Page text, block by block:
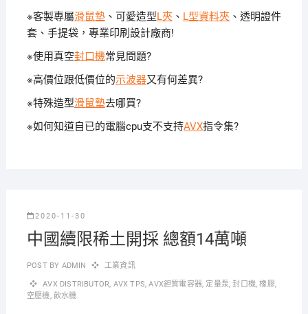
※客製專屬滑鼠墊、可愛造型L夾、 L型資料夾、透明證件
套、手提袋，專業印刷設計廠商!
※使用真空封口機常見問題?
※高價位跟低價位的示波器又有何差異?
※特殊造型滑鼠墊去哪買?
※如何知道自已的電腦cpu支不支持AVX指令集?
2020-11-30
中國續限稀土開採 總額14萬噸
POST BY ADMIN 工業資訊
AVX DISTRIBUTOR, AVX TPS,AVX鉭質電容器, 定量泵,封口機,橡膠,
空壓機, 飲水機